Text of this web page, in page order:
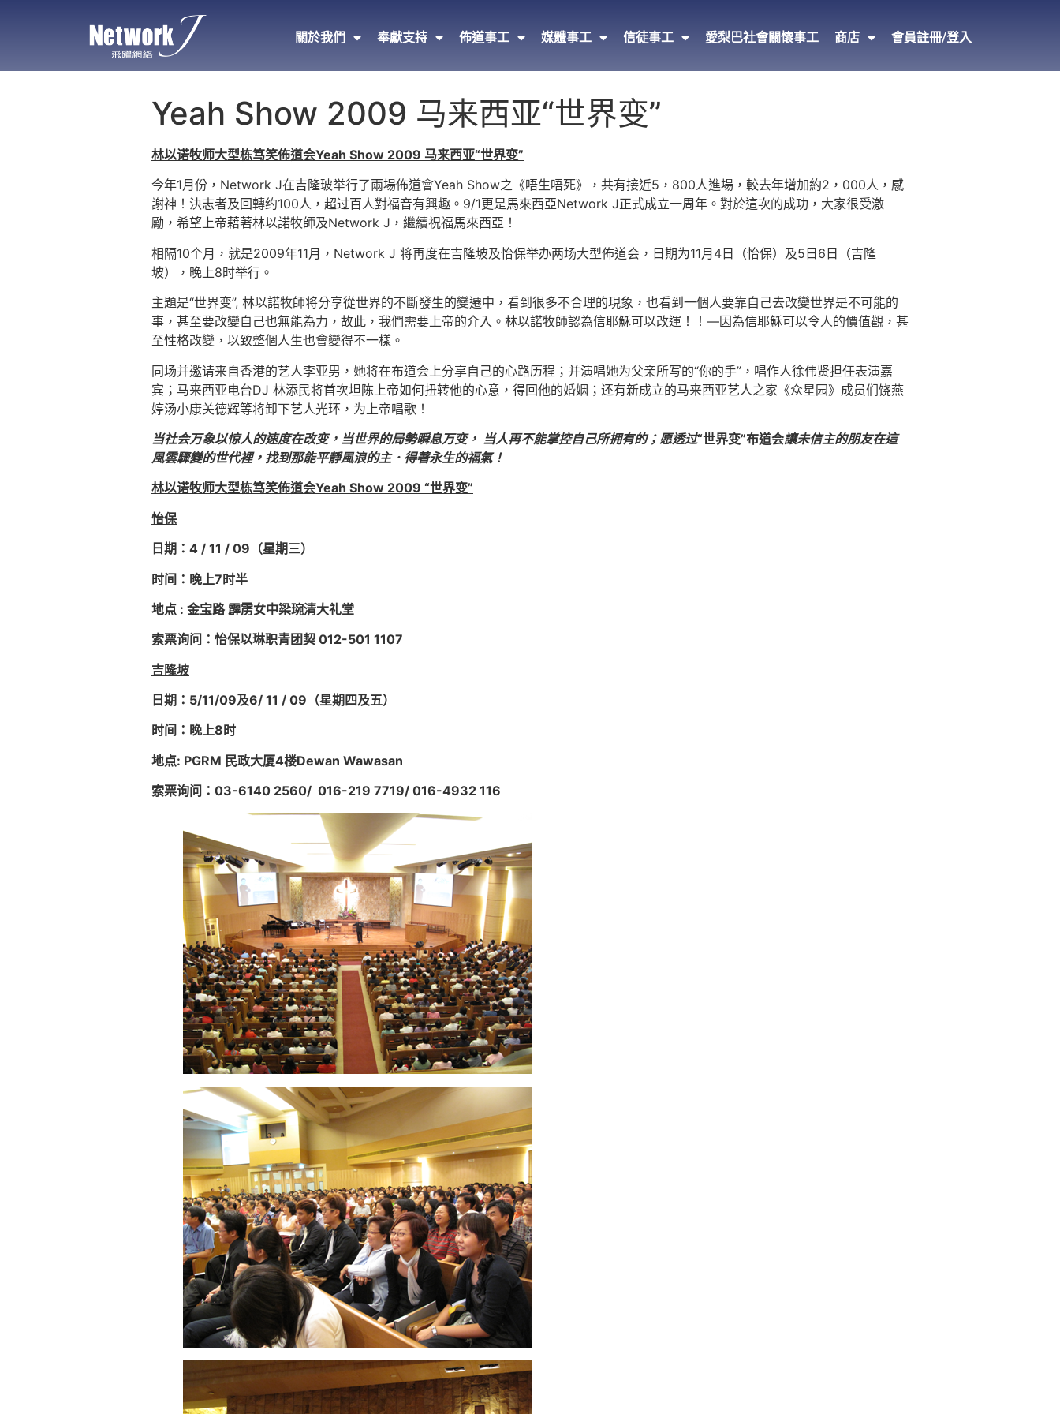
關於我們 奉獻支持 佈道事工 媒體事工 信徒事工 愛梨巴社會關懷事工 商店 會員註冊/登入
Yeah Show 2009 马来西亚“世界变”
林以诺牧师大型栋笃笑佈道会Yeah Show 2009 马来西亚“世界变”
今年1月份，Network J在吉隆玻举行了兩場佈道會Yeah Show之《唔生唔死》，共有接近5，800人進場，較去年增加約2，000人，感
謝神！決志者及回轉约100人，超过百人對福音有興趣。9/1更是馬來西亞Network J正式成立一周年。對於這次的成功，大家很受激
勵，希望上帝藉著林以諾牧師及Network J，繼續祝福馬來西亞！
相隔10个月，就是2009年11月，Network J 将再度在吉隆坡及怡保举办两场大型佈道会，日期为11月4日（怡保）及5日6日（吉隆
坡），晚上8时举行。
主題是“世界变”, 林以諾牧師将分享從世界的不斷發生的變遷中，看到很多不合理的現象，也看到一個人要靠自己去改變世界是不可能的
事，甚至要改變自己也無能為力，故此，我們需要上帝的介入。林以諾牧師認為信耶穌可以改運！！—因為信耶穌可以令人的價值觀，甚
至性格改變，以致整個人生也會變得不一樣。
同场并邀请来自香港的艺人李亚男，她将在布道会上分享自己的心路历程；并演唱她为父亲所写的“你的手”，唱作人徐伟贤担任表演嘉
宾；马来西亚电台DJ 林添民将首次坦陈上帝如何扭转他的心意，得回他的婚姻；还有新成立的马来西亚艺人之家《众星园》成员们饶燕
婷汤小康关德辉等将卸下艺人光环，为上帝唱歌！
当社会万象以惊人的速度在改变， 当世界的局勢瞬息万变， 当人再不能掌控自己所拥有的；愿透过“世界变”布道会讓未信主的朋友在這
風雲驟變的世代裡，找到那能平靜風浪的主．得著永生的福氣！
林以诺牧师大型栋笃笑佈道会Yeah Show 2009 “世界变”
怡保
日期： 4 / 11 / 09 （星期三）
时间：晚上7时半
地点 : 金宝路 霹雳女中梁琬清大礼堂
索票询问：怡保以琳职青团契 012-501 1107
吉隆坡
日期： 5/11/09及6/ 11 / 09 （星期四及五）
时间：晚上8时
地点: PGRM 民政大厦4楼Dewan Wawasan
索票询问：03-6140 2560/ 016-219 7719/ 016-4932 116